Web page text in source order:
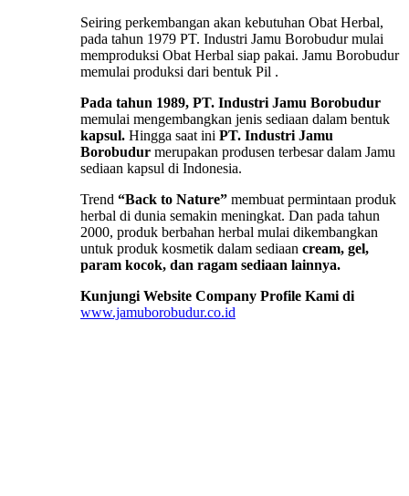
Seiring perkembangan akan kebutuhan Obat Herbal,
pada tahun 1979 PT. Industri Jamu Borobudur mulai
memproduksi Obat Herbal siap pakai. Jamu Borobudur
memulai produksi dari bentuk Pil .
Pada tahun 1989, PT. Industri Jamu Borobudur
memulai mengembangkan jenis sediaan dalam bentuk
kapsul. Hingga saat ini PT. Industri Jamu
Borobudur merupakan produsen terbesar dalam Jamu
sediaan kapsul di Indonesia.
Trend “Back to Nature” membuat permintaan produk
herbal di dunia semakin meningkat. Dan pada tahun
2000, produk berbahan herbal mulai dikembangkan
untuk produk kosmetik dalam sediaan cream, gel,
param kocok, dan ragam sediaan lainnya.
Kunjungi Website Company Profile Kami di
www.jamuborobudur.co.id